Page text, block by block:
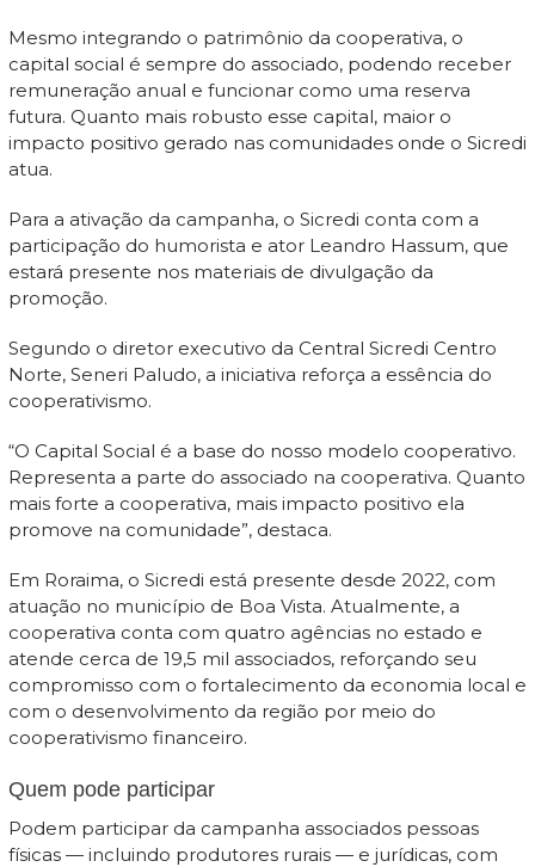
Mesmo integrando o patrimônio da cooperativa, o
capital social é sempre do associado, podendo receber
remuneração anual e funcionar como uma reserva
futura. Quanto mais robusto esse capital, maior o
impacto positivo gerado nas comunidades onde o Sicredi
atua.
Para a ativação da campanha, o Sicredi conta com a
participação do humorista e ator Leandro Hassum, que
estará presente nos materiais de divulgação da
promoção.
Segundo o diretor executivo da Central Sicredi Centro
Norte, Seneri Paludo, a iniciativa reforça a essência do
cooperativismo.
“O Capital Social é a base do nosso modelo cooperativo.
Representa a parte do associado na cooperativa. Quanto
mais forte a cooperativa, mais impacto positivo ela
promove na comunidade”, destaca.
Em Roraima, o Sicredi está presente desde 2022, com
atuação no município de Boa Vista. Atualmente, a
cooperativa conta com quatro agências no estado e
atende cerca de 19,5 mil associados, reforçando seu
compromisso com o fortalecimento da economia local e
com o desenvolvimento da região por meio do
cooperativismo financeiro.
Quem pode participar
Podem participar da campanha associados pessoas
físicas — incluindo produtores rurais — e jurídicas, com